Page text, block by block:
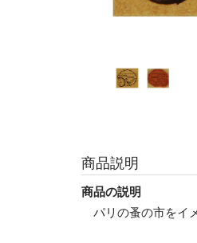
商品説明
商品の説明
パリの蚤の市をイ